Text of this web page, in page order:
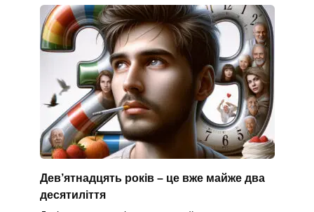
Дев’ятнадцять років – це вже майже два
десятиліття